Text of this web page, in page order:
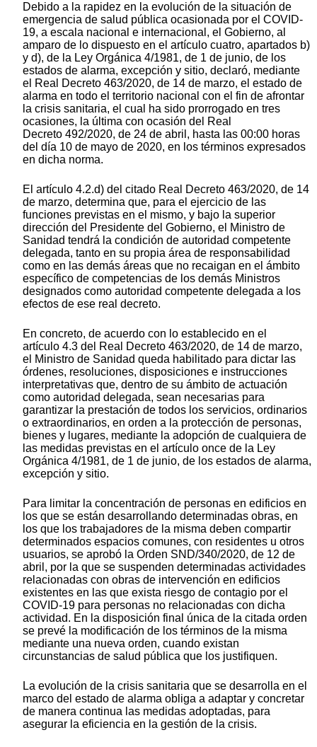
Debido a la rapidez en la evolución de la situación de
emergencia de salud pública ocasionada por el COVID-
19, a escala nacional e internacional, el Gobierno, al
amparo de lo dispuesto en el artículo cuatro, apartados b)
y d), de la Ley Orgánica 4/1981, de 1 de junio, de los
estados de alarma, excepción y sitio, declaró, mediante
el Real Decreto 463/2020, de 14 de marzo, el estado de
alarma en todo el territorio nacional con el fin de afrontar
la crisis sanitaria, el cual ha sido prorrogado en tres
ocasiones, la última con ocasión del Real
Decreto 492/2020, de 24 de abril, hasta las 00:00 horas
del día 10 de mayo de 2020, en los términos expresados
en dicha norma.
El artículo 4.2.d) del citado Real Decreto 463/2020, de 14
de marzo, determina que, para el ejercicio de las
funciones previstas en el mismo, y bajo la superior
dirección del Presidente del Gobierno, el Ministro de
Sanidad tendrá la condición de autoridad competente
delegada, tanto en su propia área de responsabilidad
como en las demás áreas que no recaigan en el ámbito
específico de competencias de los demás Ministros
designados como autoridad competente delegada a los
efectos de ese real decreto.
En concreto, de acuerdo con lo establecido en el
artículo 4.3 del Real Decreto 463/2020, de 14 de marzo,
el Ministro de Sanidad queda habilitado para dictar las
órdenes, resoluciones, disposiciones e instrucciones
interpretativas que, dentro de su ámbito de actuación
como autoridad delegada, sean necesarias para
garantizar la prestación de todos los servicios, ordinarios
o extraordinarios, en orden a la protección de personas,
bienes y lugares, mediante la adopción de cualquiera de
las medidas previstas en el artículo once de la Ley
Orgánica 4/1981, de 1 de junio, de los estados de alarma,
excepción y sitio.
Para limitar la concentración de personas en edificios en
los que se están desarrollando determinadas obras, en
los que los trabajadores de la misma deben compartir
determinados espacios comunes, con residentes u otros
usuarios, se aprobó la Orden SND/340/2020, de 12 de
abril, por la que se suspenden determinadas actividades
relacionadas con obras de intervención en edificios
existentes en las que exista riesgo de contagio por el
COVID-19 para personas no relacionadas con dicha
actividad. En la disposición final única de la citada orden
se prevé la modificación de los términos de la misma
mediante una nueva orden, cuando existan
circunstancias de salud pública que los justifiquen.
La evolución de la crisis sanitaria que se desarrolla en el
marco del estado de alarma obliga a adaptar y concretar
de manera continua las medidas adoptadas, para
asegurar la eficiencia en la gestión de la crisis.